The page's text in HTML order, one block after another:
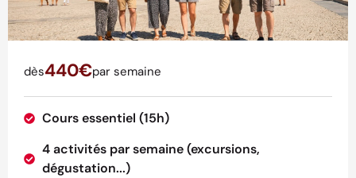
dès440€par semaine
Cours essentiel (15h)
4 activités par semaine (excursions,
dégustation...)